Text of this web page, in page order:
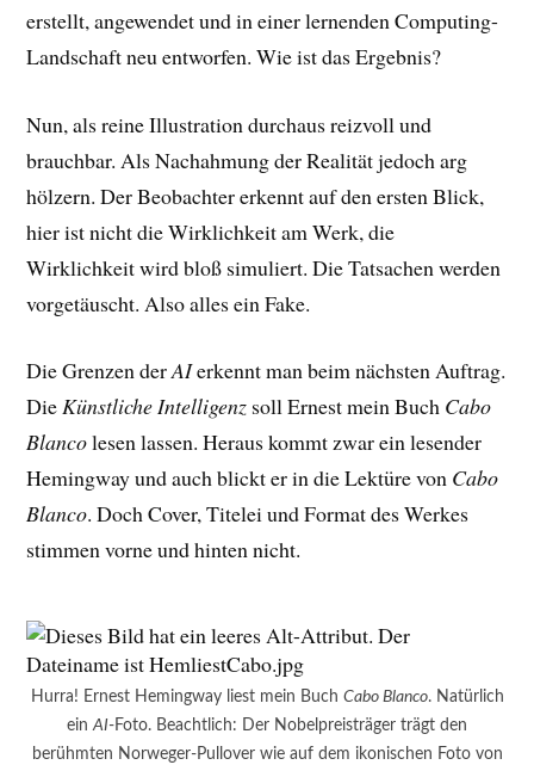
erstellt, angewendet und in einer lernenden Computing-
Landschaft neu entworfen. Wie ist das Ergebnis?
Nun, als reine Illustration durchaus reizvoll und
brauchbar. Als Nachahmung der Realität jedoch arg
hölzern. Der Beobachter erkennt auf den ersten Blick,
hier ist nicht die Wirklichkeit am Werk, die
Wirklichkeit wird bloß simuliert. Die Tatsachen werden
vorgetäuscht. Also alles ein Fake.
Die Grenzen derAIerkennt man beim nächsten Auftrag.
DieKünstliche Intelligenz soll Ernest mein Buch Cabo
Blancolesen lassen. Heraus kommt zwar ein lesender
Hemingway und auch blickt er in die Lektüre von Cabo
Blanco. Doch Cover, Titelei und Format des Werkes
stimmen vorne und hinten nicht.
Hurra! Ernest Hemingway liest mein Buch Cabo Blanco. Natürlich
ein AI-Foto. Beachtlich: Der Nobelpreisträger trägt den
berühmten Norweger-Pullover wie auf dem ikonischen Foto von